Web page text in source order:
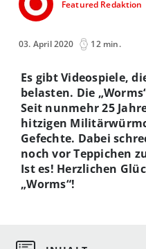
Featured Redaktion
03. April 2020 12 min.
Es gibt Videospiele,
belasten. Die
Seit nunmehr 25
hitzigen
Gefechte. Dabei
noch vor Teppichen
Ist es! Herzlichen
„Worms“!